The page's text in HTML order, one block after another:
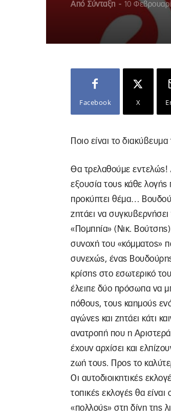
Από Σύνταξη - 10
Facebook X
Ποιο είναι το
Θα τρελαθούμε εντελώς!
εξουσία τους κάθε λογής
προκύπτει θέμα…
ζητάει να
«Πομπηία» (Νικ. Βούτσης)
συνοχή του «κόμματος»
συνεχώς, ένας
κρίσης στο εσωτερικό
έλειπε δύο πρόσωπα να
πόθους, τους καημούς
αγώνες και ζητάει κάτι
ανατροπή που η Αριστερά
έχουν αρχίσει και
ζωή τους. Προς το
Οι αυτοδιοικητικές
τοπικές εκλογές θα
«πολλούς» στη δίνη της